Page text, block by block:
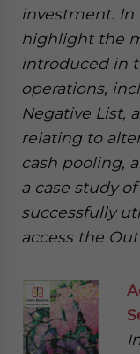
investment. In
highlight the
introduced in
operations,
Negative List,
relating to
cash pooling,
a case study
successfully
access the